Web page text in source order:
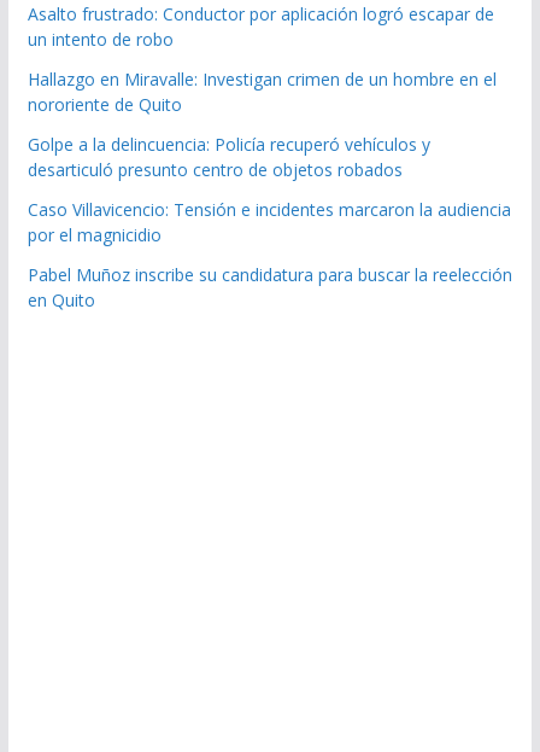
Asalto frustrado: Conductor por aplicación logró escapar de
un intento de robo
Hallazgo en Miravalle: Investigan crimen de un hombre en el
nororiente de Quito
Golpe a la delincuencia: Policía recuperó vehículos y
desarticuló presunto centro de objetos robados
Caso Villavicencio: Tensión e incidentes marcaron la audiencia
por el magnicidio
Pabel Muñoz inscribe su candidatura para buscar la reelección
en Quito